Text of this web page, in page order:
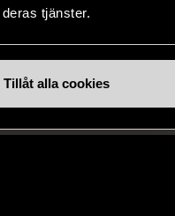
tjänster.
Tillåt alla cookies